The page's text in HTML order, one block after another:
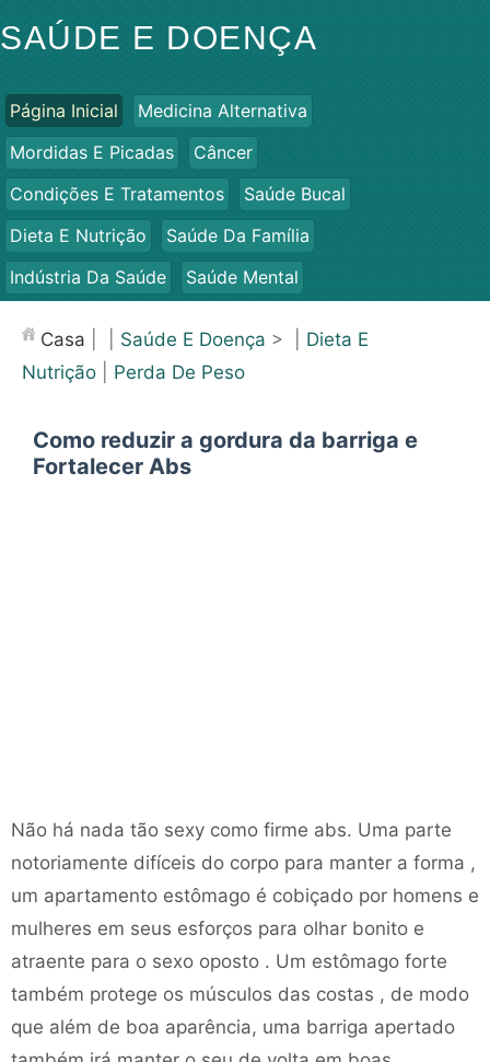
SAÚDE E DOENÇA
Página Inicial
Medicina Alternativa
Mordidas E Picadas
Câncer
Condições E Tratamentos
Saúde Bucal
Dieta E Nutrição
Saúde Da Família
Indústria Da Saúde
Saúde Mental
Saúde
Casa Saúde E Doença > | Dieta E
Nutrição
Perda De Peso
Como reduzir a gordura da barriga e
Fortalecer Abs
Não há nada tão sexy como firme abs. Uma parte
notoriamente difíceis do corpo para manter a forma ,
um apartamento estômago é cobiçado por homens e
mulheres em seus esforços para olhar bonito e
atraente para o sexo oposto . Um estômago forte
também protege os músculos das costas , de modo
que além de boa aparência, uma barriga apertado